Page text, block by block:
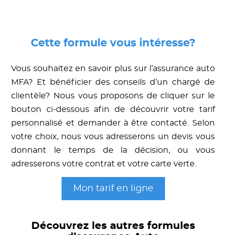
Cette formule vous intéresse?
Vous souhaitez en savoir plus sur l’assurance auto
MFA? Et bénéficier des conseils d’un chargé de
clientèle? Nous vous proposons de cliquer sur le
bouton ci-dessous afin de découvrir votre tarif
personnalisé et demander à être contacté. Selon
votre choix, nous vous adresserons un devis vous
donnant le temps de la décision, ou vous
adresserons votre contrat et votre carte verte.
Mon tarif en ligne
Découvrez les autres formules